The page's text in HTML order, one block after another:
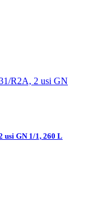
usi GN 1/1, 260 L